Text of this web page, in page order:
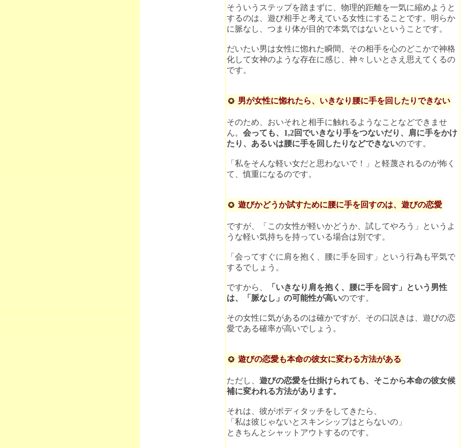
そういうステップを踏まずに、物理的距離を一気に縮めようと
するのは、遊び相手と考えている女性にすることです。明らか
に脈なし、つまり体が目的で本気ではないということです。
だいたい男は女性に惚れた瞬間、その相手を心のどこかで神格
化して女神のような存在に感じ、神々しいとさえ思えてくるの
です。
男が女性に惚れたら、いきなり腰に手を回したりできない
そのため、おいそれと相手に触れるようなことなどできませ
ん。 会っても、1,2回でいきなり手をつないだり、肩に手をかけ
たり、あるいは腰に手を回したりなどできないのです。
「私をそんな軽い女だと思わないで！」と軽蔑されるのが怖く
て、慎重になるのです。
遊びかどうか試すために腰に手を回すのは、遊びの恋愛
ですが、「この女性が軽いかどうか、試してやろう」というよ
うな軽い気持ちを持っている場合は別です。
「会ってすぐに肩を抱く、腰に手を回す」という行為も平気で
するでしょう。
ですから、
「いきなり肩を抱く、腰に手を回す」という男性
は、「脈なし」の可能性が高いのです。
その女性に気があるのは確かですが、その口説きは、遊びの恋
愛である確率が高いでしょう。
遊びの恋愛も本命の彼女に変わる方法がある
ただし、 遊びの恋愛を仕掛けられても、そこから本命の彼女候
補に変われる方法があります。
それは、彼がボディタッチをしてきたら、
「私は彼じゃないとスキンシップはとらないの」
ときちんとシャットアウトするのです。